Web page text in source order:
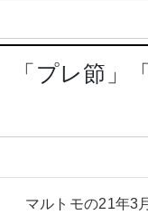
プレ節」
マルトモの21年3